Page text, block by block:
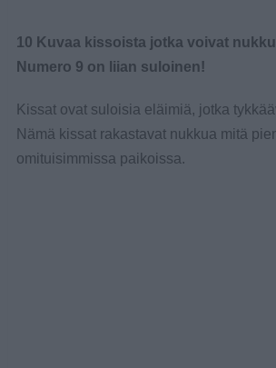
10 Kuvaa kissoista jotka voivat
Numero 9 on liian suloinen!
Kissat ovat suloisia eläimiä, jotka
Nämä kissat rakastavat nukkua mitä
omituisimmissa paikoissa.